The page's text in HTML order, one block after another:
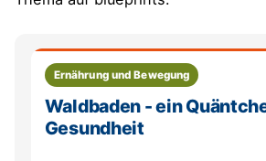
Ernährung und Bewegung
Waldbaden - ein
Gesundheit